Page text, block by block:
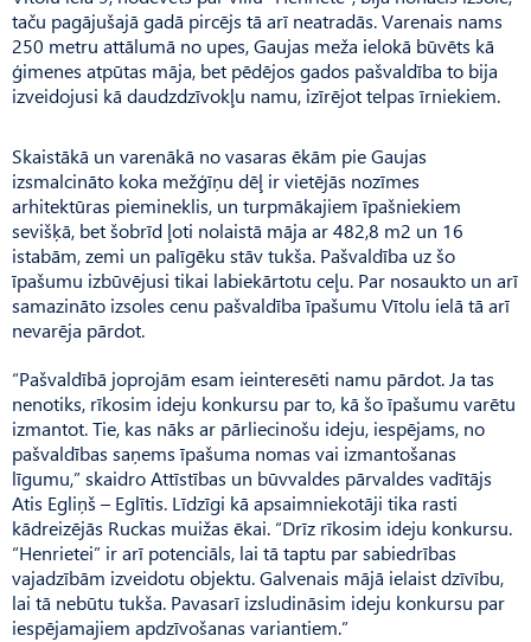
taču pagājušajā gadā pircējs tā arī neatradās. Varenais nams
250 metru attālumā no upes, Gaujas meža ielokā būvēts kā
ģimenes atpūtas māja, bet pēdējos gados pašvaldība to bija
izveidojusi kā daudzdzīvokļu namu, izīrējot telpas īrniekiem.
Skaistākā un varenākā no vasaras ēkām pie Gaujas
izsmalcināto koka mežģīņu dēļ ir vietējās nozīmes
arhitektūras piemineklis, un turpmākajiem īpašniekiem
sevišķā, bet šobrīd ļoti nolaistā māja ar 482,8 m2 un 16
istabām, zemi un palīgēku stāv tukša. Pašvaldība uz šo
īpašumu izbūvējusi tikai labiekārtotu ceļu. Par nosaukto un arī
samazināto izsoles cenu pašvaldība īpašumu Vītolu ielā tā arī
nevarēja pārdot.
“Pašvaldībā joprojām esam ieinteresēti namu pārdot. Ja tas
nenotiks, rīkosim ideju konkursu par to, kā šo īpašumu varētu
izmantot. Tie, kas nāks ar pārliecinošu ideju, iespējams, no
pašvaldības saņems īpašuma nomas vai izmantošanas
līgumu,” skaidro Attīstības un būvvaldes pārvaldes vadītājs
Atis Egliņš – Eglītis. Līdzīgi kā apsaimniekotāji tika rasti
kādreizējās Ruckas muižas ēkai. “Drīz rīkosim ideju konkursu.
“Henrietei” ir arī potenciāls, lai tā taptu par sabiedrības
vajadzībām izveidotu objektu. Galvenais mājā ielaist dzīvību,
lai tā nebūtu tukša. Pavasarī izsludināsim ideju konkursu par
iespējamajiem apdzīvošanas variantiem.”